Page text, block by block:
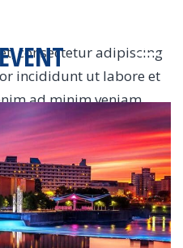
consectetur adipiscing
incididunt ut labore et
ad minim veniam,
laboris nisi ut
Duis aute irure
velit esse cillum
Excepteur sint
sunt in culpa qui
id est laborum.